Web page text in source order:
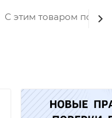
С этим товаром